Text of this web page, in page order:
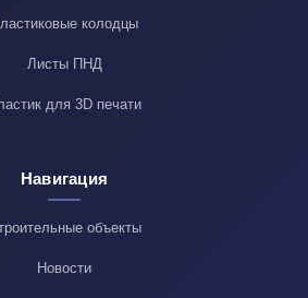
колодцы
Листы ПНД
для 3D печати
Навигация
объекты
Новости